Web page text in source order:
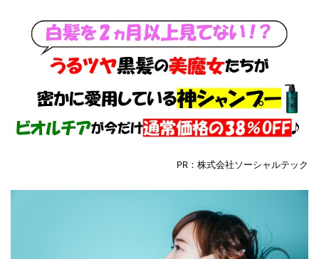
PR：株式会社ソーシャルテック